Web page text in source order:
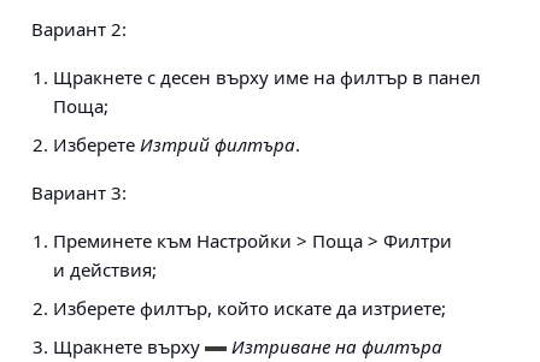
Вариант 2:
Щракнете с десен върху име на филтър в панел
Поща;
Изберете Изтрий филтъра.
Вариант 3:
Преминете към Настройки > Поща > Филтри
и действия;
Изберете филтър, който искате да изтриете;
Щракнете върху
Изтриване на филтъра